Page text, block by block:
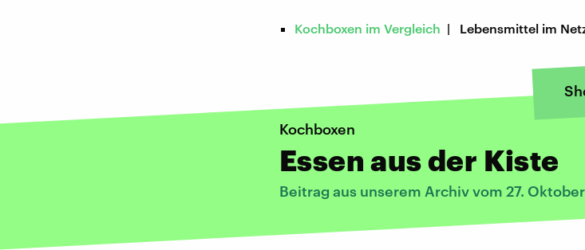
Kochboxen im Vergleich | Lebensmittel im
Kochboxen
Essen aus der Kiste
Beitrag aus unserem Archiv vom 27.